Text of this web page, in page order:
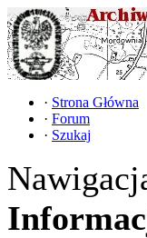
· Strona Główna
· Forum
· Szukaj